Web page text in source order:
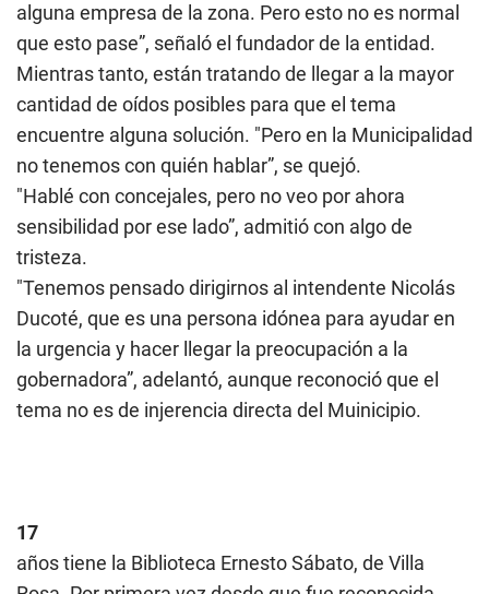
alguna empresa de la zona. Pero esto no es normal
que esto pase”, señaló el fundador de la entidad.
Mientras tanto, están tratando de llegar a la mayor
cantidad de oídos posibles para que el tema
encuentre alguna solución. "Pero en la Municipalidad
no tenemos con quién hablar”, se quejó.
"Hablé con concejales, pero no veo por ahora
sensibilidad por ese lado”, admitió con algo de
tristeza.
"Tenemos pensado dirigirnos al intendente Nicolás
Ducoté, que es una persona idónea para ayudar en
la urgencia y hacer llegar la preocupación a la
gobernadora”, adelantó, aunque reconoció que el
tema no es de injerencia directa del Muinicipio.
17
años tiene la Biblioteca Ernesto Sábato, de Villa